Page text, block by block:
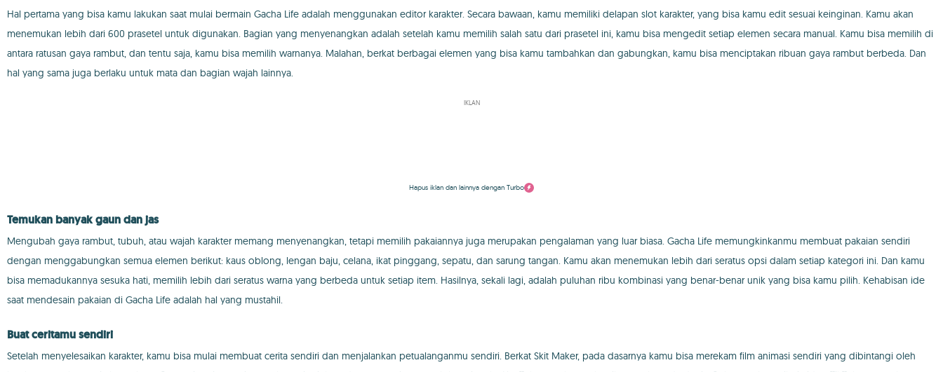
Hal pertama yang bisa kamu lakukan saat mulai bermain Gacha Life adalah menggunakan editor karakter. Secara bawaan, kamu memiliki delapan slot karakter, yang bisa kamu edit sesuai keinginan. Kamu akan
menemukan lebih dari 600 prasetel untuk digunakan. Bagian yang menyenangkan adalah setelah kamu memilih salah satu dari prasetel ini, kamu bisa mengedit setiap elemen secara manual. Kamu bisa memilih di
antara ratusan gaya rambut, dan tentu saja, kamu bisa memilih warnanya. Malahan, berkat berbagai elemen yang bisa kamu tambahkan dan gabungkan, kamu bisa menciptakan ribuan gaya rambut berbeda. Dan
hal yang sama juga berlaku untuk mata dan bagian wajah lainnya.
IKLAN
Hapus iklan dan lainnya dengan Turbo
Temukan banyak gaun dan jas
Mengubah gaya rambut, tubuh, atau wajah karakter memang menyenangkan, tetapi memilih pakaiannya juga merupakan pengalaman yang luar biasa. Gacha Life memungkinkanmu membuat pakaian sendiri
dengan menggabungkan semua elemen berikut: kaus oblong, lengan baju, celana, ikat pinggang, sepatu, dan sarung tangan. Kamu akan menemukan lebih dari seratus opsi dalam setiap kategori ini. Dan kamu
bisa memadukannya sesuka hati, memilih lebih dari seratus warna yang berbeda untuk setiap item. Hasilnya, sekali lagi, adalah puluhan ribu kombinasi yang benar-benar unik yang bisa kamu pilih. Kehabisan ide
saat mendesain pakaian di Gacha Life adalah hal yang mustahil.
Buat ceritamu sendiri
Setelah menyelesaikan karakter, kamu bisa mulai membuat cerita sendiri dan menjalankan petualanganmu sendiri. Berkat Skit Maker, pada dasarnya kamu bisa merekam film animasi sendiri yang dibintangi oleh